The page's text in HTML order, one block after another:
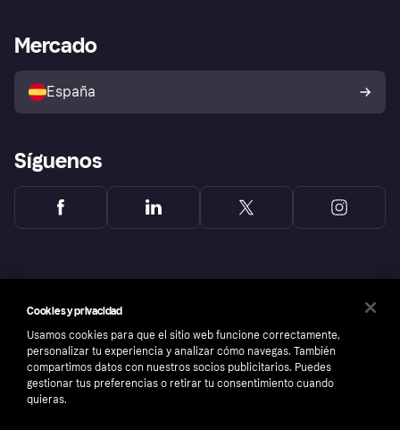
Directorio de tiendas
Política de protección al
comprador de Klarna
Reclamaciones
Acceso empresas
Mercado
España
Síguenos
Cookies y privacidad
Usamos cookies para que el sitio web funcione correctamente,
personalizar tu experiencia y analizar cómo navegas. También
compartimos datos con nuestros socios publicitarios. Puedes
gestionar tus preferencias o retirar tu consentimiento cuando
quieras.